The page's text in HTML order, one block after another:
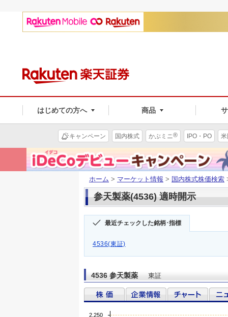
はじめての方へ 商品
キャンペーン 国内株式 かぶミニ® IPO・PO
ホーム > マーケット情報 > 国内株式株価検索
参天製薬(4536) 適時開示
最近チェックした銘柄･指標
4536(東証)
4536 参天製薬 東証